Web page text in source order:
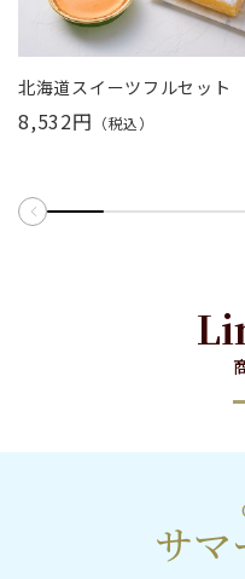
北海道スイーツフルセット
8,532円 （税込）
サマ